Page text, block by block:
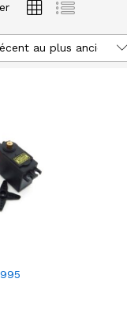
au plus ancien